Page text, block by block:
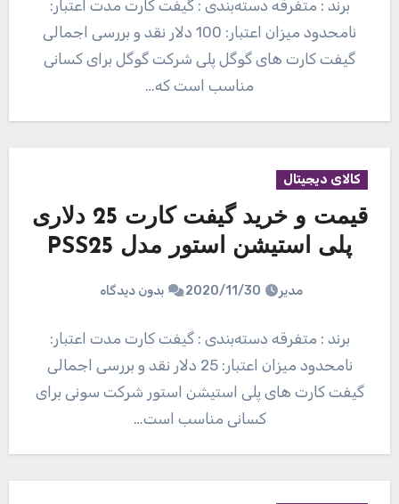
برند : متفرقه دسته‌بندی : گیفت کارت مدت اعتبار:
نامحدود میزان اعتبار: 100 دلار نقد و بررسی اجمالی
گیفت کارت های گوگل پلی شرکت گوگل برای کسانی
مناسب است که…
کالای دیجیتال
قیمت و خرید گیفت کارت 25 دلاری
پلی استیشن استور مدل PSS25
مدیر 2020/11/30 بدون دیدگاه
برند : متفرقه دسته‌بندی : گیفت کارت مدت اعتبار:
نامحدود میزان اعتبار: 25 دلار نقد و بررسی اجمالی
گیفت کارت های پلی استیشن استور شرکت سونی برای
کسانی مناسب است…